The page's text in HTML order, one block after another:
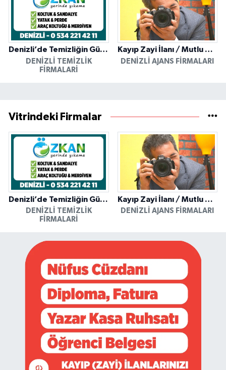
Denizli’de Temizliğin Güvenilir Adresi: Özkan Yerinde Yıkama
DENIZLI TEMIZLIK
FIRMALARI
Kayıp Zayi İlanı / Mutlu Ajans / Denizli
DENIZLI AJANS FIRMALARI
Vitrindeki Firmalar
Denizli’de Temizliğin Güvenilir Adresi: Özkan Yerinde Yıkama
DENIZLI TEMIZLIK
FIRMALARI
Kayıp Zayi İlanı / Mutlu Ajans / Denizli
DENIZLI AJANS FIRMALARI